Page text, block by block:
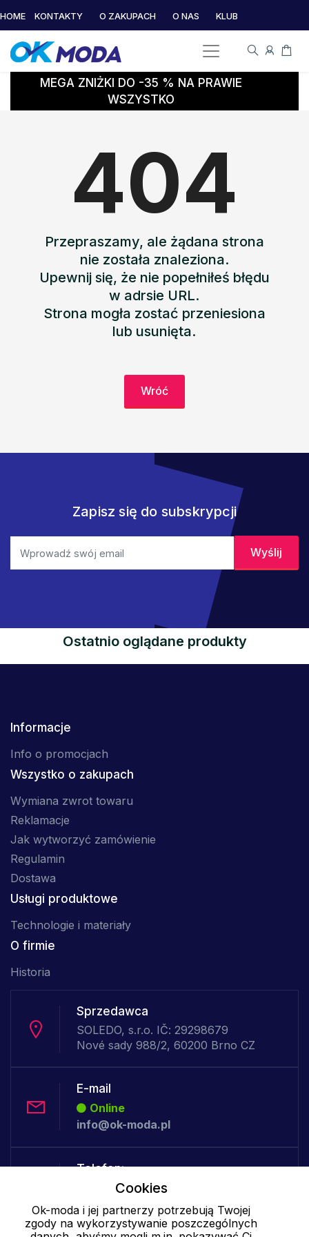
HOME KONTAKTY O ZAKUPACH O NAS KLUB
MEGA ZNIŻKI DO -35 % NA PRAWIE
WSZYSTKO
404
Przepraszamy, ale żądana strona
nie została znaleziona.
Upewnij się, że nie popełniłeś błędu
w adrsie URL.
Strona mogła zostać przeniesiona
lub usunięta.
Wróć
Zapisz się do subskrypcji
Ostatnio oglądane produkty
Informacje
Info o promocjach
Wszystko o zakupach
Wymiana zwrot towaru
Reklamacje
Jak wytworzyć zamówienie
Regulamin
Dostawa
Usługi produktowe
Technologie i materiały
O firmie
Historia
Sprzedawca
SOLEDO, s.r.o. IČ: 29298679
Nové sady 988/2, 60200 Brno CZ
E-mail
Online
info@ok-moda.pl
Telefon:
OfflineCookies
Ok-moda i jej partnerzy potrzebują Twojej
zgody na wykorzystywanie poszczególnych